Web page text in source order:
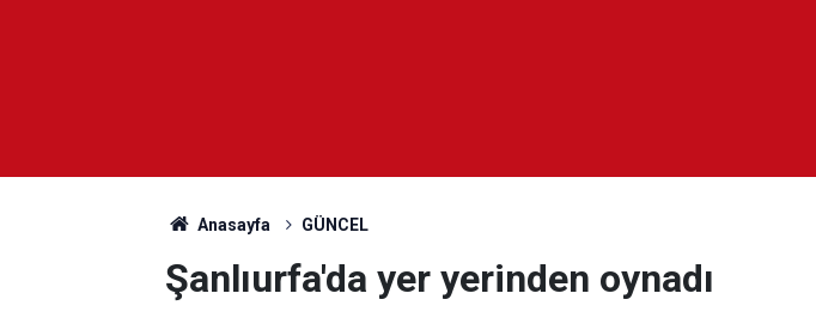
Anasayfa GÜNCEL
Şanlıurfa'da yer yerinden oynadı